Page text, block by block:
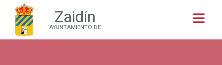
Zaidín
AYUNTAMIENTO DE